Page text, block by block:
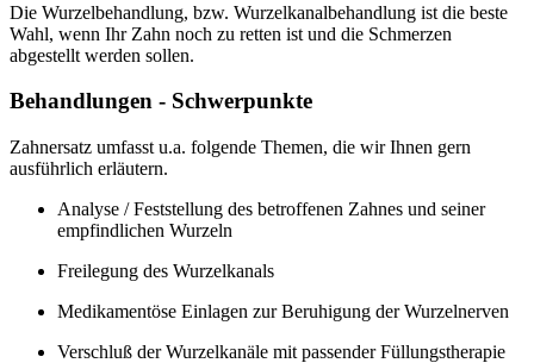
Die Wurzelbehandlung, bzw. Wurzelkanalbehandlung ist die beste
Wahl, wenn Ihr Zahn noch zu retten ist und die Schmerzen
abgestellt werden sollen.
Behandlungen - Schwerpunkte
Zahnersatz umfasst u.a. folgende Themen, die wir Ihnen gern
ausführlich erläutern.
Analyse / Feststellung des betroffenen Zahnes und seiner
empfindlichen Wurzeln
Freilegung des Wurzelkanals
Medikamentöse Einlagen zur Beruhigung der Wurzelnerven
Verschluß der Wurzelkanäle mit passender Füllungstherapie